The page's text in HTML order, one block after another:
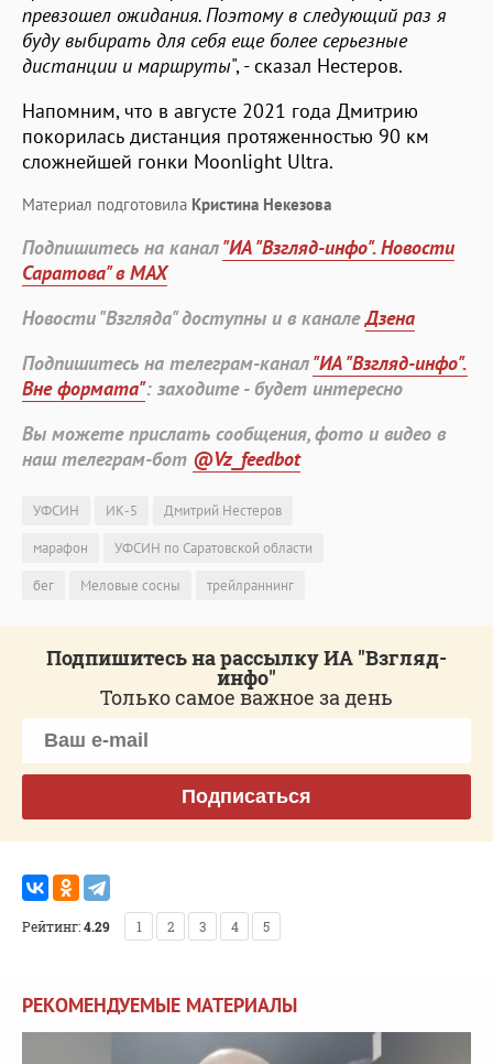
превзошел ожидания. Поэтому в следующий раз я
буду выбирать для себя еще более серьезные
дистанции и маршруты", - сказал Нестеров.
Напомним, что в августе 2021 года Дмитрию
покорилась дистанция протяженностью 90 км
сложнейшей гонки Moonlight Ultra.
Материал подготовила Кристина Некезова
Подпишитесь на канал"ИА "Взгляд-инфо". Новости
Саратова" в MAX
Новости "Взгляда" доступны и в каналеДзена
Подпишитесь на телеграм-канал"ИА "Взгляд-инфо".
Вне формата": заходите - будет интересно
Вы можете прислать сообщения, фото и видео в
наш телеграм-бот @Vz_feedbot
УФСИН ИК-5
Дмитрий Нестеров
марафон
УФСИН по Саратовской области
бег
Меловые сосны трейлраннинг
Подпишитесь на рассылку ИА "Взгляд-
инфо"
Только самое важное за день
Подписаться
Рейтинг:4.29 1 2 3 4 5
РЕКОМЕНДУЕМЫЕ МАТЕРИАЛЫ